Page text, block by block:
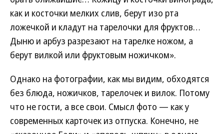
как и косточки мелких слив, берут изо рта
ложечкой и кладут на тарелочки для фруктов…
Дыню и арбуз разрезают на тарелке ножом, а
берут вилкой или фруктовым ножичком».
Однако на фотографии, как мы видим, обходятся
без блюда, ножичков, тарелочек и вилок. Потому
что не гости, а все свои. Смысл фото — как у
современных карточек из отпуска. Конечно, не